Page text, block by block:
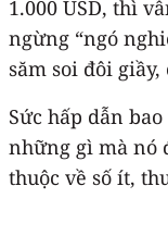
1.000 USD, thì
ngừng “ngó
săm soi đôi
Sức hấp dẫn
những gì mà nó
thuộc về số ít,